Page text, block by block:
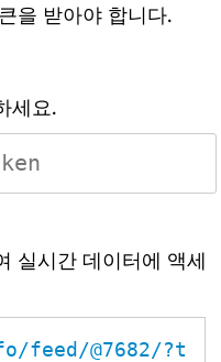
을 받아야 합니다.
세요.
실시간 데이터에 액세
@7682/?t